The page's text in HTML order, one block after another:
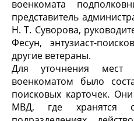
военкомата
представитель
Н. Т. Суворова,
Фесун, энтузиаст-
другие ветераны.
Для уточнения мест
военкоматом было
поисковых карточек.
МВД, где хранятся